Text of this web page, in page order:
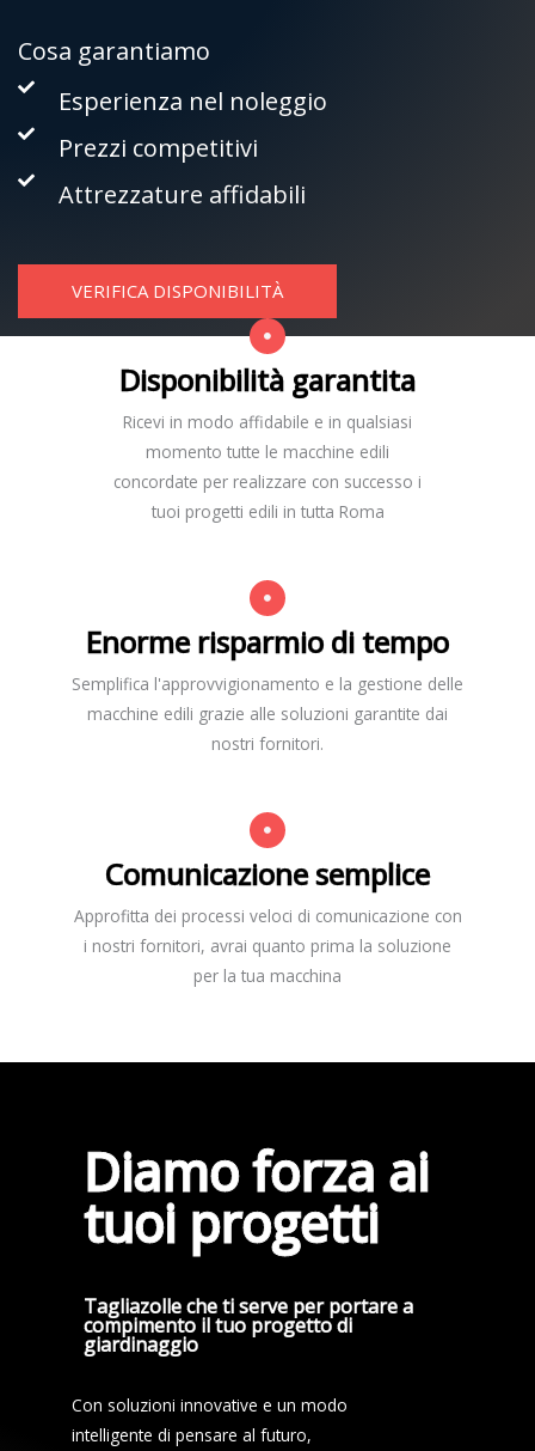
Cosa garantiamo
Esperienza nel noleggio
Prezzi competitivi
Attrezzature affidabili
VERIFICA DISPONIBILITÀ
Disponibilità garantita
Ricevi in modo affidabile e in qualsiasi
momento tutte le macchine edili
concordate per realizzare con successo i
tuoi progetti edili in tutta Roma
Enorme risparmio di tempo
Semplifica l'approvvigionamento e la gestione delle
macchine edili grazie alle soluzioni garantite dai
nostri fornitori.
Comunicazione semplice
Approfitta dei processi veloci di comunicazione con
i nostri fornitori, avrai quanto prima la soluzione
per la tua macchina
Diamo forza ai
tuoi progetti
Tagliazolle che ti serve per portare a
compimento il tuo progetto di
giardinaggio
Con soluzioni innovative e un modo
intelligente di pensare al futuro,